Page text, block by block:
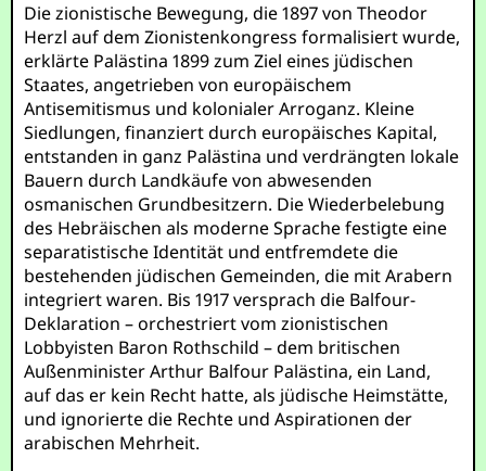
Die zionistische Bewegung, die 1897 von Theodor
Herzl auf dem Zionistenkongress formalisiert wurde,
erklärte Palästina 1899 zum Ziel eines jüdischen
Staates, angetrieben von europäischem
Antisemitismus und kolonialer Arroganz. Kleine
Siedlungen, finanziert durch europäisches Kapital,
entstanden in ganz Palästina und verdrängten lokale
Bauern durch Landkäufe von abwesenden
osmanischen Grundbesitzern. Die Wiederbelebung
des Hebräischen als moderne Sprache festigte eine
separatistische Identität und entfremdete die
bestehenden jüdischen Gemeinden, die mit Arabern
integriert waren. Bis 1917 versprach die Balfour-
Deklaration – orchestriert vom zionistischen
Lobbyisten Baron Rothschild – dem britischen
Außenminister Arthur Balfour Palästina, ein Land,
auf das er kein Recht hatte, als jüdische Heimstätte,
und ignorierte die Rechte und Aspirationen der
arabischen Mehrheit.